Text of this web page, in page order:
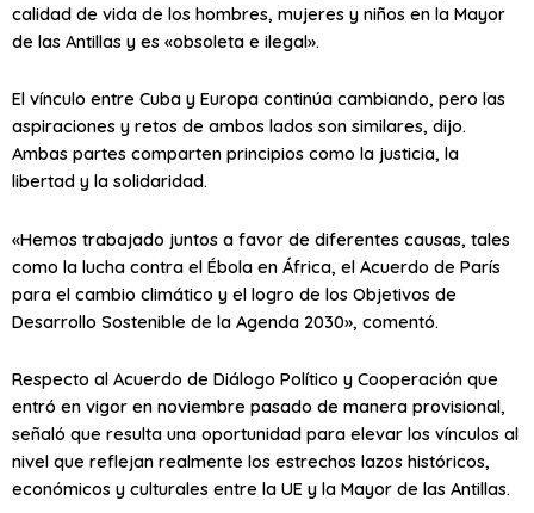
calidad de vida de los hombres, mujeres y niños en la Mayor
de las Antillas y es «obsoleta e ilegal».
El vínculo entre Cuba y Europa continúa cambiando, pero las
aspiraciones y retos de ambos lados son similares, dijo.
Ambas partes comparten principios como la justicia, la
libertad y la solidaridad.
«Hemos trabajado juntos a favor de diferentes causas, tales
como la lucha contra el Ébola en África, el Acuerdo de París
para el cambio climático y el logro de los Objetivos de
Desarrollo Sostenible de la Agenda 2030», comentó.
Respecto al Acuerdo de Diálogo Político y Cooperación que
entró en vigor en noviembre pasado de manera provisional,
señaló que resulta una oportunidad para elevar los vínculos al
nivel que reflejan realmente los estrechos lazos históricos,
económicos y culturales entre la UE y la Mayor de las Antillas.